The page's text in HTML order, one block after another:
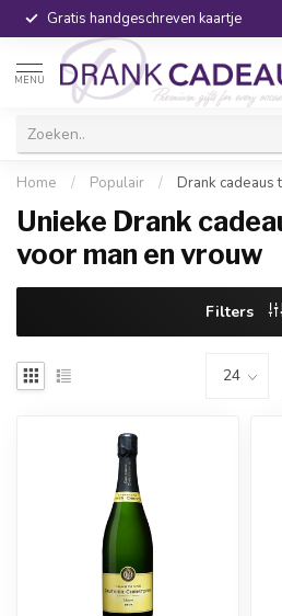
Gratis handgeschreven kaartje
MENU
Home / Populair / Drank cadeaus
Unieke Drank
voor man en vrouw
Filters